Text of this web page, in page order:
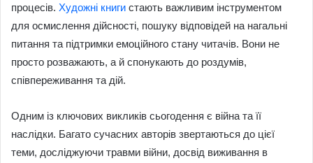
процесів. Художні книги стають важливим інструментом
для осмислення дійсності, пошуку відповідей на нагальні
питання та підтримки емоційного стану читачів. Вони не
просто розважають, а й спонукають до роздумів,
співпереживання та дій.
Одним із ключових викликів сьогодення є війна та її
наслідки. Багато сучасних авторів звертаються до цієї
теми, досліджуючи травми війни, досвід виживання в